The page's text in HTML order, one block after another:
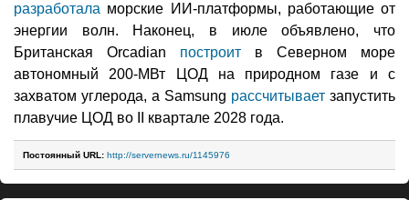
разработала морские ИИ-платформы, работающие от
энергии волн. Наконец, в июле объявлено, что
Британская Orcadian построит в Северном море
автономный 200-МВт ЦОД на природном газе и с
захватом углерода, а Samsung рассчитывает запустить
плавучие ЦОД во II квартале 2028 года.
Постоянный URL: http://servernews.ru/1145976